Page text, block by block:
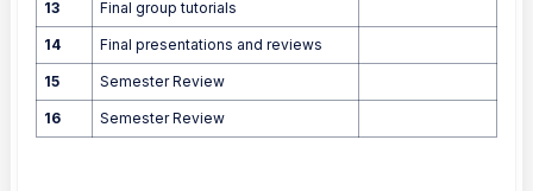
13 Final group tutorials
14 Final presentations and reviews
15 Semester Review
16 Semester Review